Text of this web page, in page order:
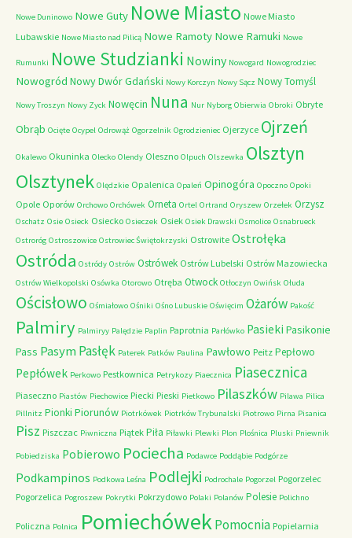
Nowe Duninowo Nowe Guty Nowe Miasto Nowe Miasto
Lubawskie Nowe Miasto nad Pilicą Nowe Ramoty Nowe Ramuki Nowe
Rumunki Nowe Studzianki Nowiny Nowogard Nowogrodziec
Nowogród Nowy Dwór Gdański Nowy Korczyn Nowy Sącz Nowy Tomyśl
Nowy Troszyn Nowy Zyck Nowęcin Nuna Nur Nyborg Obierwia Obroki Obryte
Obrąb Ocięte Ocypel Odrowąż Ogorzelnik Ogrodzieniec Ojerzyce Ojrzeń
Okalewo Okuninka Olecko Olendy Oleszno Olpuch Olszewka Olsztyn
Olsztynek Olędzkie Opalenica Opaleń Opinogóra Opoczno Opoki
Opole Oporów Orchowo Orchówek Orneta Ortel Ortrand Oryszew Orzełek Orzysz
Oschatz Osie Osieck Osiecko Osieczek Osiek Osiek Drawski Osmolice Osnabrueck
Ostroróg Ostroszowice Ostrowiec Świętokrzyski Ostrowite Ostrołęka
Ostróda Ostródy Ostrów Ostrówek Ostrów Lubelski Ostrów Mazowiecka
Ostrów Wielkopolski Osówka Otorowo Otręba Otwock Otłoczyn Owińsk Ołuda
Ościsłowo Ośmiałowo Ośniki Ośno Lubuskie Oświęcim Ożarów Pakość
Palmiry Palmiryy Palędzie Paplin Paprotnia Parłówko Pasieki Pasikonie
Pass PasymPasłęk Paterek Patków Paulina Pawłowo Peitz Pepłowo
Pepłówek Perkowo Pestkownica Petrykozy Piaecznica Piasecznica
Piaseczno Piastów Piechowice Piecki Pieski Pietkowo Pilaszków Pilawa Pilica
Pillnitz Pionki Piorunów Piotrkówek Piotrków Trybunalski Piotrowo Pirna Pisanica
Pisz Piszczac Piwniczna Piątek Piła Piławki Plewki Plon Plośnica Pluski Pniewnik
Pobiedziska Pobierowo Pociecha Podawce Poddąbie Podgórze
Podkampinos Podkowa Leśna Podlejki Podrochale Pogorzel Pogorzelec
Pogorzelica Pogroszew Pokrytki Pokrzydowo Polaki Polanów Polesie Polichno
Policzna Polnica PomiechówekPomocnia Popielarnia